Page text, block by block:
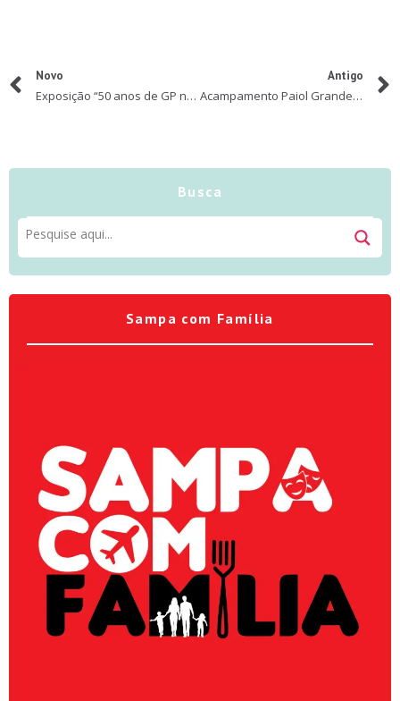
Novo
Exposição “50 anos de GP no Brasil” chega à Oca, no Parque Ibirapuera
Antigo
Acampamento Paiol Grande na APA Mantiqueira tem inscrições abertas para as férias
Busca
Sampa com Família